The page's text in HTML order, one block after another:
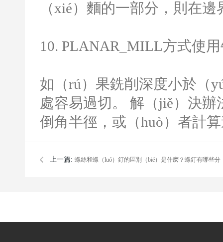
（xié）麵的一部分，則在
10. PLANAR_MILL方式使
如（rú）果銑削深度小於（
處容易過切。
解（jiě）決辦
倒角半徑，或（huò）者計
上一篇: 螺絲和螺（luó）釘的區別（bié）是什麽？螺釘有哪些分